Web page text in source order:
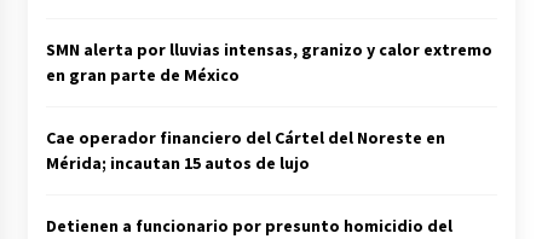
SMN alerta por lluvias intensas, granizo y calor extremo
en gran parte de México
Cae operador financiero del Cártel del Noreste en
Mérida; incautan 15 autos de lujo
Detienen a funcionario por presunto homicidio del